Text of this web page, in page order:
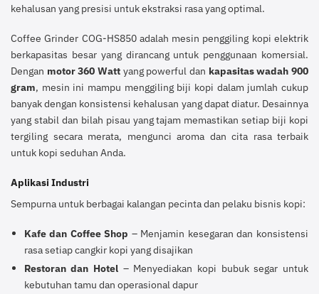
kehalusan yang presisi untuk ekstraksi rasa yang optimal.
Coffee Grinder COG-HS850 adalah mesin penggiling kopi elektrik
berkapasitas besar yang dirancang untuk penggunaan komersial.
Dengan motor 360 Watt yang powerful dan kapasitas wadah 900
gram, mesin ini mampu menggiling biji kopi dalam jumlah cukup
banyak dengan konsistensi kehalusan yang dapat diatur. Desainnya
yang stabil dan bilah pisau yang tajam memastikan setiap biji kopi
tergiling secara merata, mengunci aroma dan cita rasa terbaik
untuk kopi seduhan Anda.
Aplikasi Industri
Sempurna untuk berbagai kalangan pecinta dan pelaku bisnis kopi:
Kafe dan Coffee Shop – Menjamin kesegaran dan konsistensi
rasa setiap cangkir kopi yang disajikan
Restoran dan Hotel – Menyediakan kopi bubuk segar untuk
kebutuhan tamu dan operasional dapur